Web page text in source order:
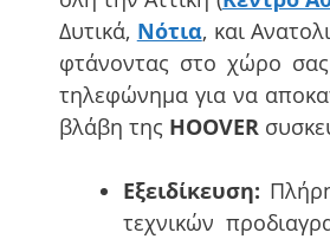
Δυτικά, Νότια, και
φτάνοντας στο χώρο
τηλεφώνημα για να
βλάβη της HOOVER
Εξειδίκευση:
τεχνικών